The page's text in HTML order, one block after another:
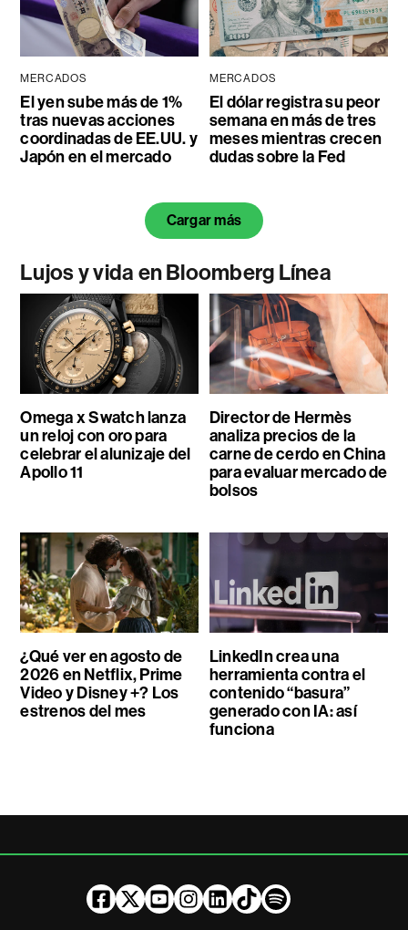
MERCADOS
El yen sube más de 1%
tras nuevas acciones
coordinadas de EE.UU. y
Japón en el mercado
MERCADOS
El dólar registra su peor
semana en más de tres
meses mientras crecen
dudas sobre la Fed
Cargar más
Lujos y vida en Bloomberg Línea
Omega x Swatch lanza
un reloj con oro para
celebrar el alunizaje del
Apollo 11
Director de Hermès
analiza precios de la
carne de cerdo en China
para evaluar mercado de
bolsos
¿Qué ver en agosto de
2026 en Netflix, Prime
Video y Disney +? Los
estrenos del mes
LinkedIn crea una
herramienta contra el
contenido “basura”
generado con IA: así
funciona